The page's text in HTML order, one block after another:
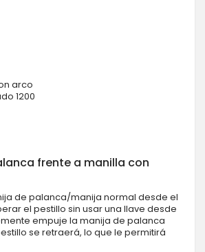
arco
1200
frente a manilla con
de palanca/manija normal desde el
el pestillo sin usar una llave desde
empuje la manija de palanca
se retraerá, lo que le permitirá